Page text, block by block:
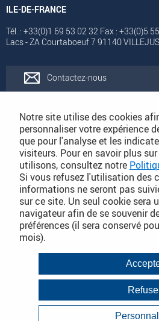
ILE-DE-FRANCE
Tél. : +33(0)1 69 53 02 32 Fax : +33(0)5
Lacs - ZA Courtaboeuf 7 91140
Contactez-nous
Catalogues
Conditions Générales de
PLAN DU SITE DÉTAILLÉ
Conditions Générales de Vente
Mentions légales
Politique de Confidentialité
Notre site utilise des cookies
personnaliser votre expérience
que pour l'analyse et les
visiteurs. Pour en savoir plus
utilisons, consultez notre
Si vous refusez l'utilisation des
informations ne seront pas
sur ce site. Un seul cookie sera
navigateur afin de se souvenir
préférences (il sera conservé
mois).